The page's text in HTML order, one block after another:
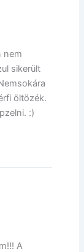
nem
sikerült
öltözék.
:)
A